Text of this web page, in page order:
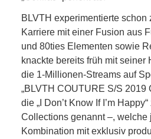
BLVTH experimentierte schon
Karriere mit einer Fusion aus
und 80ties Elementen sowie
knackte bereits früh mit seiner
die 1-Millionen-Streams auf
„BLVTH COUTURE S/S 2019
die „I Don’t Know If I’m
Collections genannt –, welche
Kombination mit exklusiv